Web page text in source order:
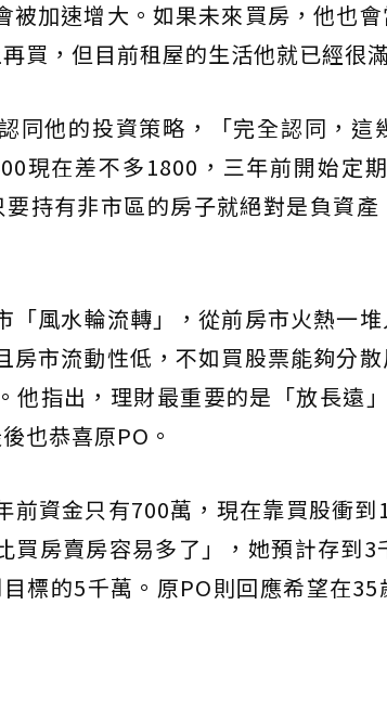
被加速增大。如果未來買房，他也
買，但目前租屋的生活他就已經很
同他的投資策略，「完全認同，這
現在差不多1800，三年前開始定
持有非市區的房子就絕對是負資
「風水輪流轉」，從前房市火熱一
房市流動性低，不如買股票能夠分
他指出，理財最重要的是「放長遠
也恭喜原PO。
前資金只有700萬，現在靠買股衝
買房賣房容易多了」，她預計存到
標的5千萬。原PO則回應希望在